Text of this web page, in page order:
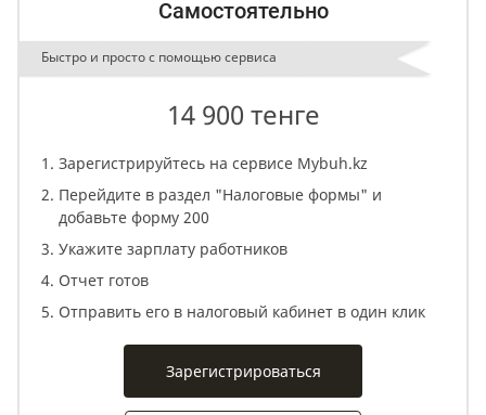
Самостоятельно
Быстро и просто с помощью сервиса
14 900 тенге
Зарегистрируйтесь на сервисе Mybuh.kz
Перейдите в раздел "Налоговые формы" и
добавьте форму 200
Укажите зарплату работников
Отчет готов
Отправить его в налоговый кабинет в один клик
Зарегистрироваться